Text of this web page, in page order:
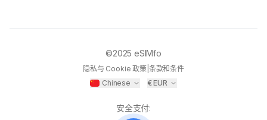
©2025 eSIMfo
隐私与 Cookie 政策| 条款和条件
Chinese
€EUR
安全支付: